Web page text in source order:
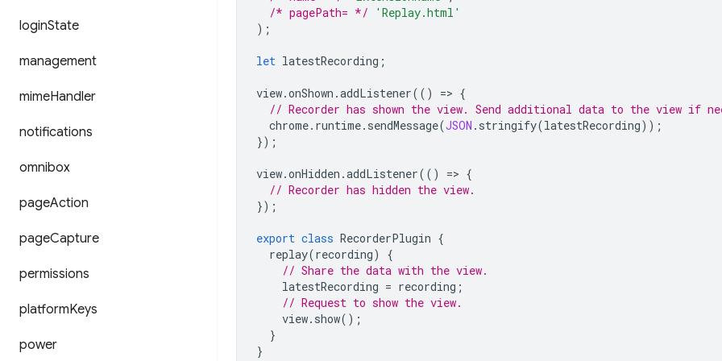
loginState
management
mimeHandler
notifications
omnibox
pageAction
pageCapture
permissions
platformKeys
power
/* pagePath= */
'Replay.html'
);
let latestRecording ;
view.onShown .addListener(() => {
// Recorder has shown the view. Send additional data to the view if
chrome. runtime. sendMessage(JSON . stringify(latestRecording));
});
view.onHidden .addListener(() => {
// Recorder has hidden the view.
});
export class RecorderPlugin {
replay(recording)
{
// Share the data with the view.
latestRecording = recording ;
// Request to show the view.
view. show();
}
}